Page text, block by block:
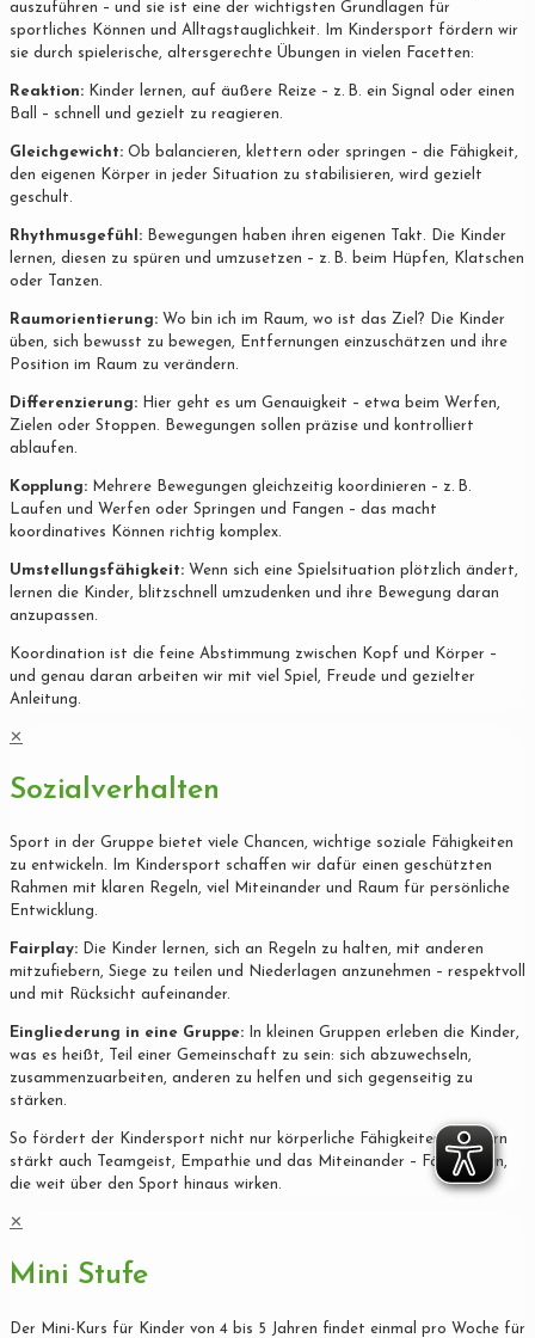
auszuführen – und sie ist eine der wichtigsten Grundlagen für
sportliches Können und Alltagstauglichkeit. Im Kindersport fördern wir
sie durch spielerische, altersgerechte Übungen in vielen Facetten:
Reaktion: Kinder lernen, auf äußere Reize – z. B. ein Signal oder einen
Ball – schnell und gezielt zu reagieren.
Gleichgewicht: Ob balancieren, klettern oder springen – die Fähigkeit,
den eigenen Körper in jeder Situation zu stabilisieren, wird gezielt
geschult.
Rhythmusgefühl: Bewegungen haben ihren eigenen Takt. Die Kinder
lernen, diesen zu spüren und umzusetzen – z. B. beim Hüpfen, Klatschen
oder Tanzen.
Raumorientierung: Wo bin ich im Raum, wo ist das Ziel? Die Kinder
üben, sich bewusst zu bewegen, Entfernungen einzuschätzen und ihre
Position im Raum zu verändern.
Differenzierung: Hier geht es um Genauigkeit – etwa beim Werfen,
Zielen oder Stoppen. Bewegungen sollen präzise und kontrolliert
ablaufen.
Kopplung: Mehrere Bewegungen gleichzeitig koordinieren – z. B.
Laufen und Werfen oder Springen und Fangen – das macht
koordinatives Können richtig komplex.
Umstellungsfähigkeit: Wenn sich eine Spielsituation plötzlich ändert,
lernen die Kinder, blitzschnell umzudenken und ihre Bewegung daran
anzupassen.
Koordination ist die feine Abstimmung zwischen Kopf und Körper –
und genau daran arbeiten wir mit viel Spiel, Freude und gezielter
Anleitung.
✕
Sozialverhalten
Sport in der Gruppe bietet viele Chancen, wichtige soziale Fähigkeiten
zu entwickeln. Im Kindersport schaffen wir dafür einen geschützten
Rahmen mit klaren Regeln, viel Miteinander und Raum für persönliche
Entwicklung.
Fairplay: Die Kinder lernen, sich an Regeln zu halten, mit anderen
mitzufiebern, Siege zu teilen und Niederlagen anzunehmen – respektvoll
und mit Rücksicht aufeinander.
Eingliederung in eine Gruppe: In kleinen Gruppen erleben die Kinder,
was es heißt, Teil einer Gemeinschaft zu sein: sich abzuwechseln,
zusammenzuarbeiten, anderen zu helfen und sich gegenseitig zu
stärken.
So fördert der Kindersport nicht nur körperliche Fähigkeiten, sondern
stärkt auch Teamgeist, Empathie und das Miteinander – Fähigkeiten,
die weit über den Sport hinaus wirken.
✕
Mini Stufe
Der Mini-Kurs für Kinder von 4 bis 5 Jahren findet einmal pro Woche für